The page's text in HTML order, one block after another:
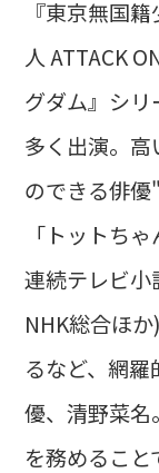
『東京無国
人 ATTACK
グダム』シ
多く出演。
のできる俳
「トットち
連続テレビ小
NHK総合ほ
るなど、網
優、清野菜
を務めるこ